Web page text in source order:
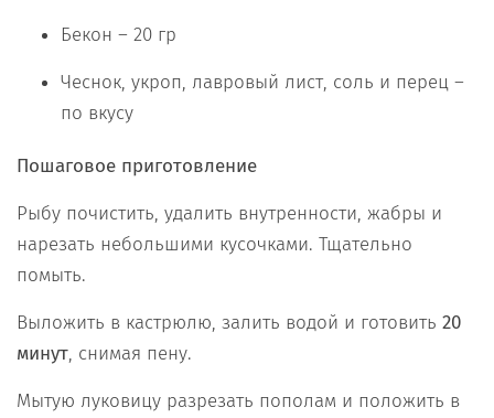
Бекон – 20 гр
Чеснок, укроп, лавровый лист, соль и перец –
по вкусу
Пошаговое приготовление
Рыбу почистить, удалить внутренности, жабры и
нарезать небольшими кусочками. Тщательно
помыть.
Выложить в кастрюлю, залить водой и готовить 20
минут, снимая пену.
Мытую луковицу разрезать пополам и положить в